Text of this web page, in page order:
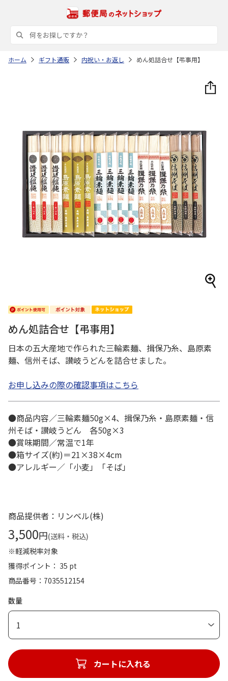
ホーム ギフト通販 内祝い・お返し めん処詰合せ【弔事用】
めん処詰合せ【弔事用】
日本の五大産地で作られた三輪素麺、揖保乃糸、島原素
麺、信州そば、讃岐うどんを詰合せました。
お申し込みの際の確認事項はこちら
●商品内容／三輪素麺50g×4、揖保乃糸・島原素麺・信
州そば・讃岐うどん 各50g×3
●賞味期間／常温で1年
●箱サイズ(約)＝21×38×4cm
●アレルギー／「小麦」「そば」
商品提供者：リンベル(株)
3,500円(送料・税込)
※軽減税率対象
獲得ポイント： 35 pt
商品番号
7035512154
数量
1
カートに入れる